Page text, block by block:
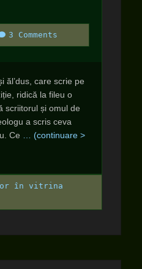
3 Comments
ăl’dus, care scrie pe
ridică la fileu o
scriitorul și omul de
a scris ceva
Ce
… (continuare >
în vitrina